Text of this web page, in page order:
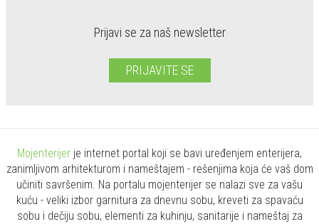
Prijavi se za naš newsletter
PRIJAVITE SE
Mojenterijer je internet portal koji se bavi uređenjem enterijera,
zanimljivom arhitekturom i nameštajem - rešenjima koja će vaš dom
učiniti savršenim. Na portalu mojenterijer se nalazi sve za vašu
kuću - veliki izbor garnitura za dnevnu sobu, kreveti za spavaću
sobu i dečiju sobu, elementi za kuhinju, sanitarije i nameštaj za